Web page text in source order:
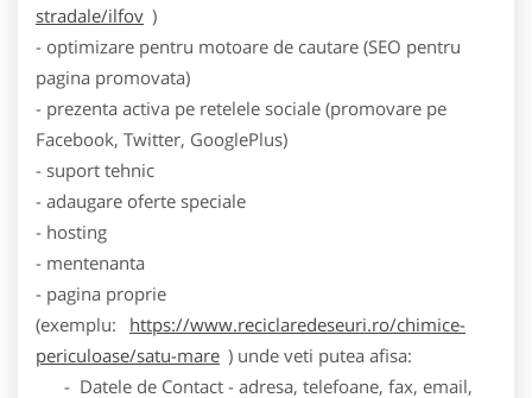
stradale/ilfov )
- optimizare pentru motoare de cautare (SEO pentru
pagina promovata)
- prezenta activa pe retelele sociale (promovare pe
Facebook, Twitter, GooglePlus)
- suport tehnic
- adaugare oferte speciale
- hosting
- mentenanta
- pagina proprie
(exemplu:
https://www.reciclaredeseuri.ro/chimice-
periculoase/satu-mare ) unde veti putea afisa:
- Datele de Contact - adresa, telefoane, fax, email,